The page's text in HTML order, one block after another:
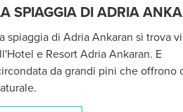
SPIAGGIA DI ADRIA
spiaggia di Adria Ankaran si trova
e Resort Adria Ankaran. E
da grandi pini che offrono